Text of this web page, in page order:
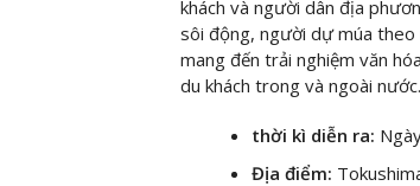
khách và người dân địa
sôi động, người dự múa theo
mang đến trải nghiệm văn
du khách trong và ngoài nước.
thời kì diễn ra:
Địa điểm: